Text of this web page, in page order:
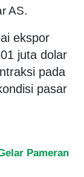
AS.
ekspor
juta dolar
pada
pasar
Pameran